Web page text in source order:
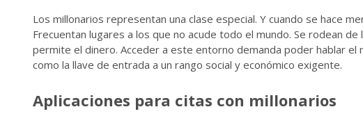
Los millonarios representan una clase especial. Y cuando se hace
Frecuentan lugares a los que no acude todo el mundo. Se rodean
permite el dinero. Acceder a este entorno demanda poder hablar
como la llave de entrada a un rango social y económico exigente.
Aplicaciones para citas con millonarios